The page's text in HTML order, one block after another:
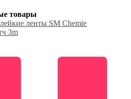
товары
ленты SM Chemie
3m